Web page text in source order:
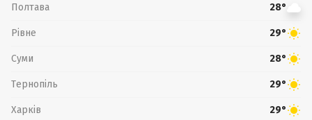
Полтава 28°
Рівне 29°
Суми 28°
Тернопіль 29°
Харків 29°